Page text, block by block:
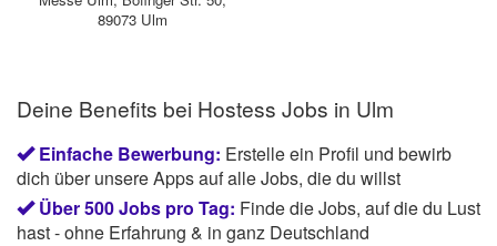
89073 Ulm
Deine Benefits bei Hostess Jobs in Ulm
Einfache Bewerbung: Erstelle ein Profil und bewirb
dich über unsere Apps auf alle Jobs, die du willst
Über 500 Jobs pro Tag: Finde die Jobs, auf die du Lust
hast - ohne Erfahrung & in ganz Deutschland